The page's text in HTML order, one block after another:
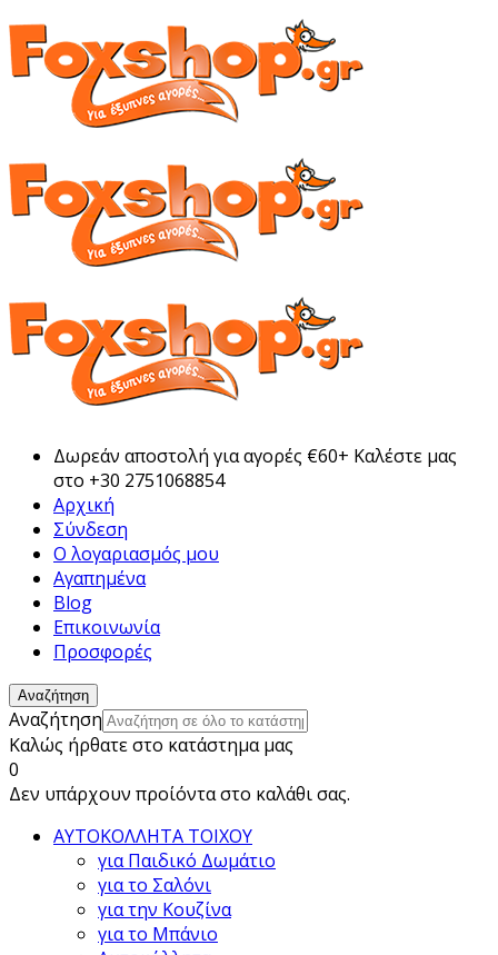
Δωρεάν αποστολή για αγορές €60+ Καλέστε μας
στο +30 2751068854
Αρχική
Σύνδεση
Ο λογαριασμός μου
Αγαπημένα
Blog
Επικοινωνία
Προσφορές
Αναζήτηση
Αναζήτηση
Καλώς ήρθατε στο κατάστημα μας
0
Δεν υπάρχουν προίόντα στο καλάθι σας.
ΑΥΤΟΚΟΛΛΗΤΑ ΤΟΙΧΟΥ
για Παιδικό Δωμάτιο
για το Σαλόνι
για την Κουζίνα
για το Μπάνιο